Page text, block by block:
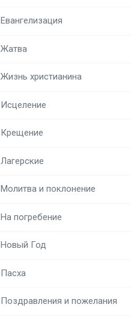
Евангелизация
Жатва
Жизнь христианина
Исцеление
Крещение
Лагерские
Молитва и поклонение
На погребение
Новый Год
Пасха
Поздравления и пожелания